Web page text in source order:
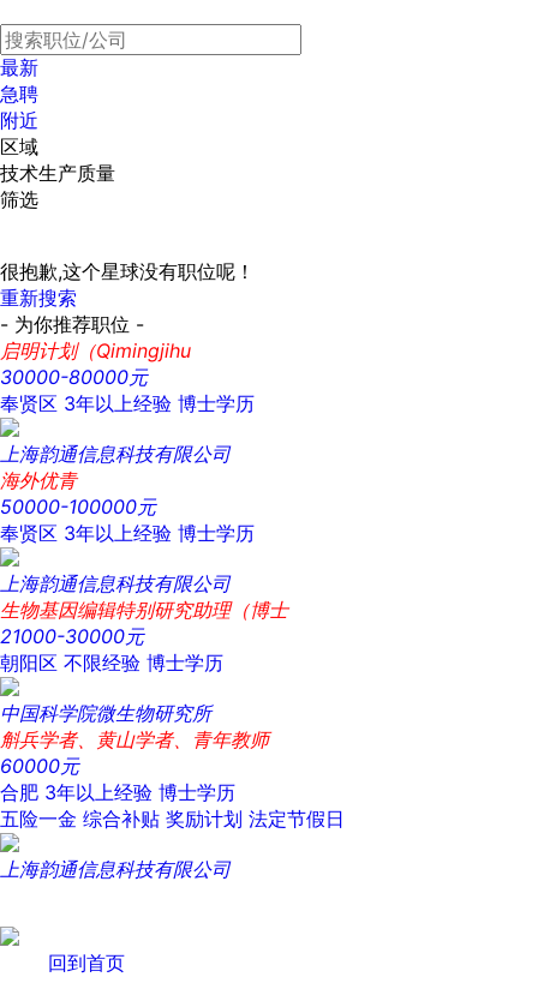
最新
急聘
附近
区域
技术生产质量
筛选
很抱歉,这个星球没有职位呢！
重新搜索
- 为你推荐职位 -
启明计划（Qimingjihu
30000-80000元
奉贤区 3年以上经验 博士学历
上海韵通信息科技有限公司
海外优青
50000-100000元
奉贤区 3年以上经验 博士学历
上海韵通信息科技有限公司
生物基因编辑特别研究助理（博士
21000-30000元
朝阳区 不限经验 博士学历
中国科学院微生物研究所
斛兵学者、黄山学者、青年教师
60000元
合肥 3年以上经验 博士学历
五险一金 综合补贴 奖励计划 法定节假日
上海韵通信息科技有限公司
回到首页